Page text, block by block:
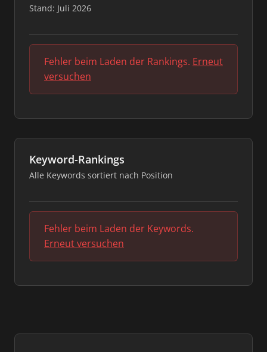
Stand: Juli 2026
Fehler beim Laden der Rankings. Erneut
versuchen
Keyword-Rankings
Alle Keywords sortiert nach Position
Fehler beim Laden der Keywords.
Erneut versuchen